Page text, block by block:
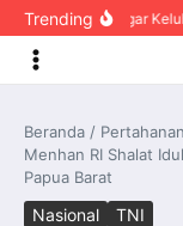
content
TrendingDengar
Beranda /
Menhan RI Shalat
Papua Barat
Nasional TNI